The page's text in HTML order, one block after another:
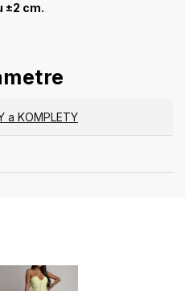
±2 cm.
a KOMPLETY